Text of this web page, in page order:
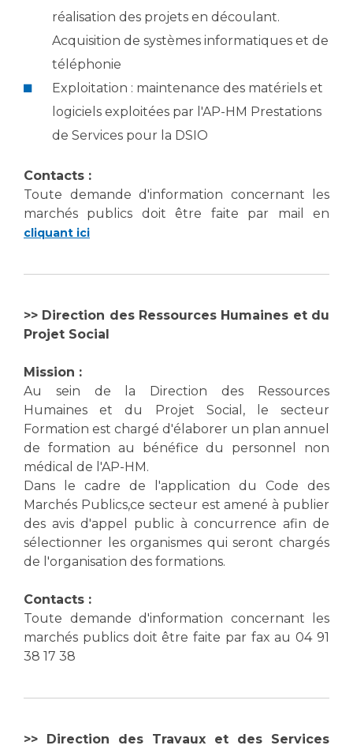
réalisation des projets en découlant.
Acquisition de systèmes informatiques et de
téléphonie
Exploitation : maintenance des matériels et
logiciels exploitées par l'AP-HM Prestations
de Services pour la DSIO
Contacts :
Toute demande d'information concernant les
marchés publics doit être faite par mail en
cliquant ici
>> Direction des Ressources Humaines et du
Projet Social
Mission :
Au sein de la Direction des Ressources
Humaines et du Projet Social, le secteur
Formation est chargé d'élaborer un plan annuel
de formation au bénéfice du personnel non
médical de l'AP-HM.
Dans le cadre de l'application du Code des
Marchés Publics,ce secteur est amené à publier
des avis d'appel public à concurrence afin de
sélectionner les organismes qui seront chargés
de l'organisation des formations.
Contacts :
Toute demande d'information concernant les
marchés publics doit être faite par fax au 04 91
38 17 38
>> Direction des Travaux et des Services